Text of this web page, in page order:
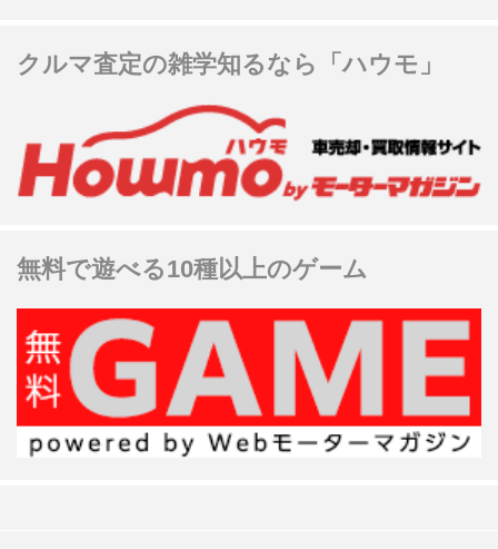
クルマ査定の雑学知るなら「ハウモ」
無料で遊べる10種以上のゲーム